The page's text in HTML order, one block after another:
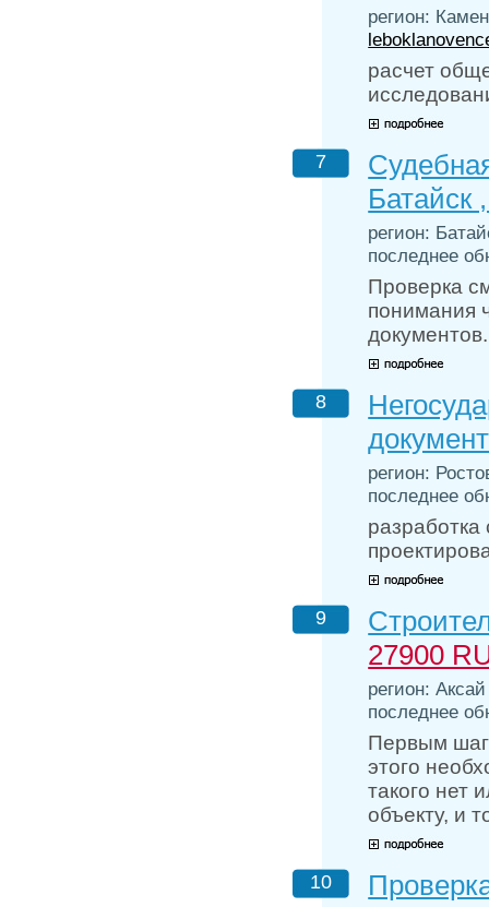
регион:
расчет
7
Батайск
регион:
последнее
Проверка
понимания
документов.
8
регион:
последнее
9
27900
регион:
последнее
Первым
этого
такого нет
объекту, и
10